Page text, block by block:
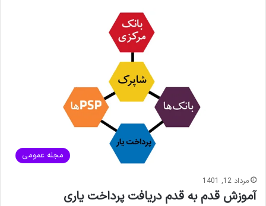
مجله عمومی
مرداد 12, 1401
آموزش قدم به قدم دریافت پرداخت یاری